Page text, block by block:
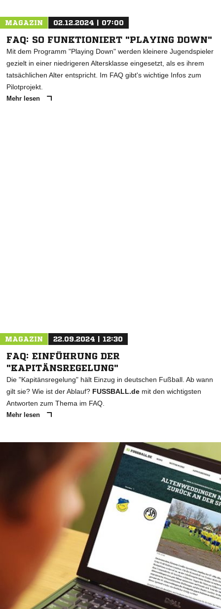
MAGAZIN 02.12.2024 | 07:00
FAQ: SO FUNKTIONIERT "PLAYING DOWN"
Mit dem Programm "Playing Down" werden kleinere Jugendspieler
gezielt in einer niedrigeren Altersklasse eingesetzt, als es ihrem
tatsächlichen Alter entspricht. Im FAQ gibt's wichtige Infos zum
Pilotprojekt.
Mehr lesen
MAGAZIN 22.09.2024 | 12:30
FAQ: EINFÜHRUNG DER
"KAPITÄNSREGELUNG"
Die "Kapitänsregelung" hält Einzug in deutschen Fußball. Ab wann
gilt sie? Wie ist der Ablauf? FUSSBALL.de mit den wichtigsten
Antworten zum Thema im FAQ.
Mehr lesen